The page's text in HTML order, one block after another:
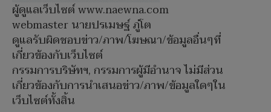
ผู้ดูแลเว็บไซต์ www.naewna.com
webmaster นายปรเมษฐ์ ภู่โต
ดูแลรับผิดชอบข่าว/ภาพ/โฆษณา/ข้อมูลอื่นๆที่
เกี่ยวข้องกับเว็บไซต์
กรรมการบริษัทฯ, กรรมการผู้มีอำนาจ ไม่มีส่วน
เกี่ยวข้องกับการนำเสนอข่าว/ภาพ/ข้อมูลใดๆใน
เว็บไซต์ทั้งสิ้น